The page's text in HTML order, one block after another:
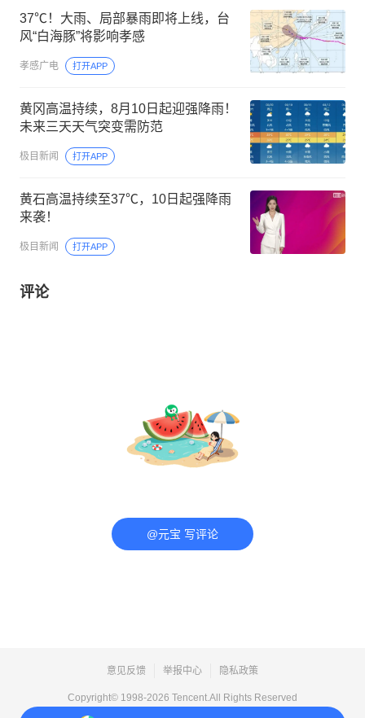
37℃！大雨、局部暴雨即将上线，台
风“白海豚”将影响孝感
孝感广电 打开APP
黄冈高温持续，8月10日起迎强降雨！
未来三天天气突变需防范
极目新闻 打开APP
黄石高温持续至37℃，10日起强降雨
来袭！
极目新闻 打开APP
评论
@元宝 写评论
意见反馈 举报中心 隐私政策
Copyright© 1998-2026 Tencent.All Rights Reserved